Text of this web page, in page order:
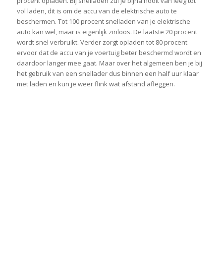
vol laden, dit is om de accu van de elektrische auto te
beschermen. Tot 100 procent snelladen van je elektrische
auto kan wel, maar is eigenlijk zinloos. De laatste 20 procent
wordt snel verbruikt. Verder zorgt opladen tot 80 procent
ervoor dat de accu van je voertuig beter beschermd wordt en
daardoor langer mee gaat. Maar over het algemeen ben je bij
het gebruik van een snellader dus binnen een half uur klaar
met laden en kun je weer flink wat afstand afleggen.